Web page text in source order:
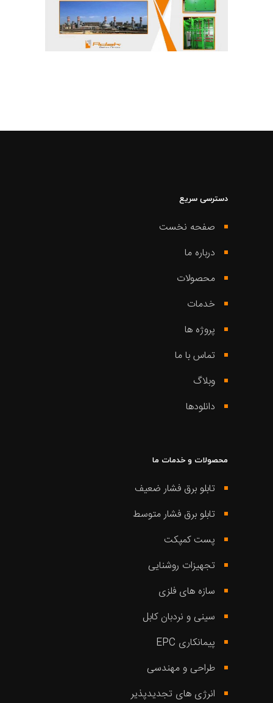
دسترسی سریع
صفحه نخست
درباره ما
محصولات
خدمات
پروژه ها
تماس با ما
وبلاگ
دانلودها
محصولات و خدمات ما
تابلو برق فشار ضعیف
تابلو برق فشار متوسط
پست کمپکت
تجهیزات روشنایی
سازه های فلزی
سینی و نردبان کابل
پیمانکاری EPC
طراحی و مهندسی
انرژی های تجدیدپذیر